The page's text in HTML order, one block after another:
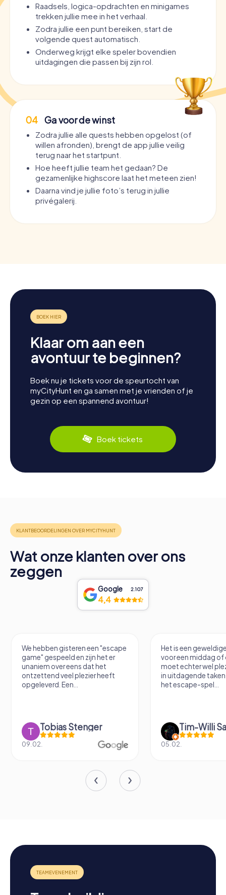
Raadsels, logica-opdrachten en minigames
trekken jullie mee in het verhaal.
Zodra jullie een punt bereiken, start de
volgende quest automatisch.
Onderweg krijgt elke speler bovendien
uitdagingen die passen bij zijn rol.
04 Ga voor de winst
Zodra jullie alle quests hebben opgelost (of
willen afronden), brengt de app jullie veilig
terug naar het startpunt.
Hoe heeft jullie team het gedaan? De
gezamenlijke highscore laat het meteen zien!
Daarna vind je jullie foto’s terug in jullie
privégalerij.
Klaar om aan een
avontuur te beginnen?
Boek nu je tickets voor de speurtocht van
myCityHunt en ga samen met je vrienden of je
gezin op een spannend avontuur!
Boek tickets
Wat onze klanten over ons
zeggen
Google 2.107
4,4
We hebben gisteren een "escape
game" gespeeld en zijn het er
unaniem over eens dat het
ontzettend veel plezier heeft
opgeleverd. Een...
Tobias Stenger
09.02.
Het is een
voor een middag of
moet echter wel
in uitdagende
het escape-spel...
Tim-Willi
05.02.